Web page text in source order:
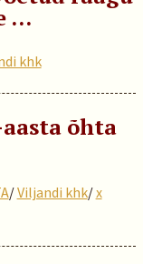
…
khk
õhta
/Viljandi khk/x